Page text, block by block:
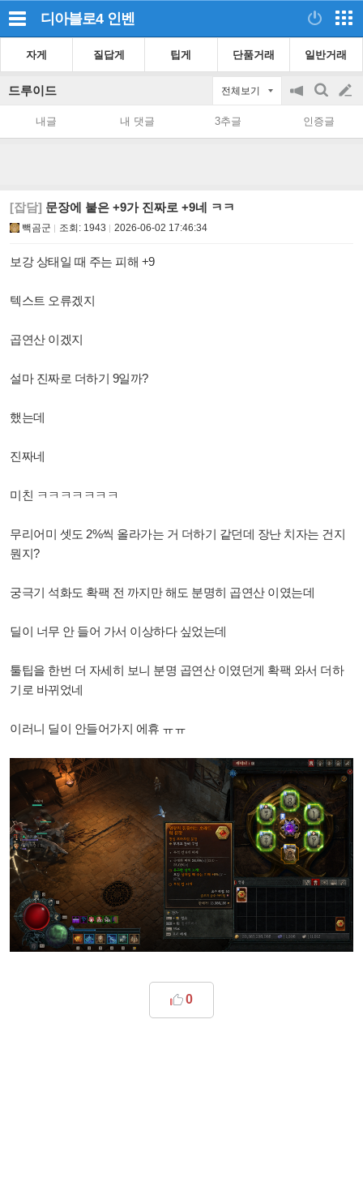
디아블로4 인벤
자게 질답게 팁게 단품거래 일반거래
드루이드 전체보기
공
on/off
검
색
글
쓰
내글 내 댓글 3추글 인증글
[잡담] 문장에 붙은 +9가 진짜로 +9네 ㅋㅋ
빽곰군 조회: 1943 2026-06-02 17:46:34
보강 상태일 때 주는 피해 +9
텍스트 오류겠지
곱연산 이겠지
설마 진짜로 더하기 9일까?
했는데
진짜네
미친 ㅋㅋㅋㅋㅋㅋㅋ
무리어미 셋도 2%씩 올라가는 거 더하기 같던데 장난 치자는 건지
뭔지?
궁극기 석화도 확팩 전 까지만 해도 분명히 곱연산 이였는데
딜이 너무 안 들어 가서 이상하다 싶었는데
툴팁을 한번 더 자세히 보니 분명 곱연산 이였던게 확팩 와서 더하
기로 바뀌었네
이러니 딜이 안들어가지 에휴 ㅠㅠ
0